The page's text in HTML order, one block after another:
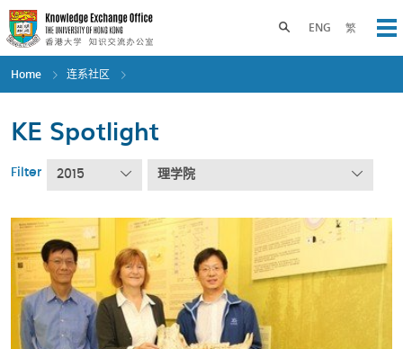
Skip
to
main
content
ENG 繁
Toggle search panel
Home 连系社区
KE Spotlight
Filter 2015 理学院